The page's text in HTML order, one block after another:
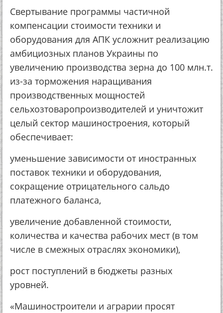
Свертывание программы частичной
компенсации стоимости техники и
оборудования для АПК усложнит реализацию
амбициозных планов Украины по
увеличению производства зерна до 100 млн.т.
из-за торможения наращивания
производственных мощностей
сельхозтоваропроизводителей и уничтожит
целый сектор машиностроения, который
обеспечивает:
уменьшение зависимости от иностранных
поставок техники и оборудования,
сокращение отрицательного сальдо
платежного баланса,
увеличение добавленной стоимости,
количества и качества рабочих мест (в том
числе в смежных отраслях экономики),
рост поступлений в бюджеты разных
уровней.
«Машиностроители и аграрии просят